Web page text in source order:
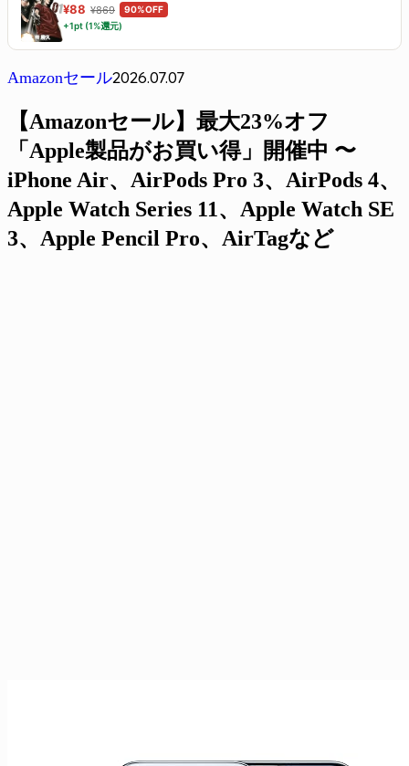
¥88 ¥869
90%OFF
+1pt (1%還元)
Amazonセール2026.07.07
【Amazonセール】最大23%オフ
「Apple製品がお買い得」開催中 〜
iPhone Air、AirPods Pro 3、AirPods 4、
Apple Watch Series 11、Apple Watch SE
3、Apple Pencil Pro、AirTagなど